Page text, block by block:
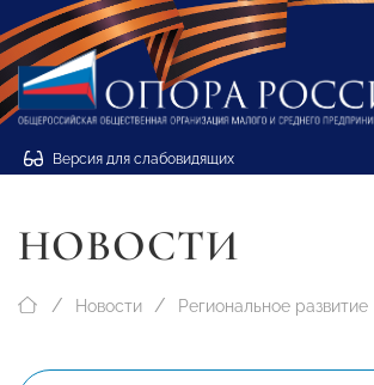
Версия для слабовидящих
НОВОСТИ
Новости Региональное развитие